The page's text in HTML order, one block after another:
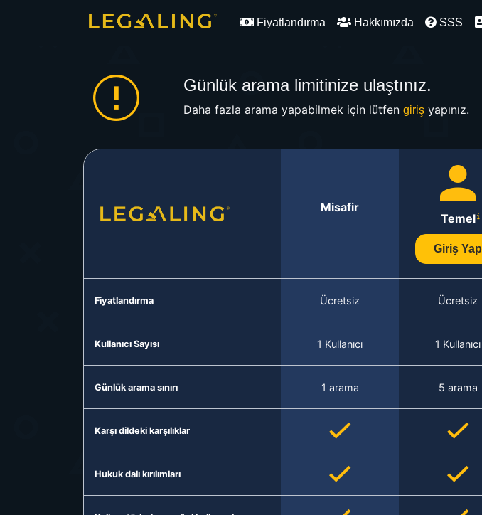
Fiyatlandırma Hakkımızda SSS
Günlük arama limitinize ulaştınız.
Daha fazla arama yapabilmek için lütfen girişyapınız.
Misafir
Temel
Giriş Yap
Fiyatlandırma Ücretsiz Ücretsiz
Kullanıcı Sayısı 1 Kullanıcı 1 Kullanıcı
Günlük arama sınırı 1 arama 5 arama
Karşı dildeki karşılıklar
Hukuk dalı kırılımları